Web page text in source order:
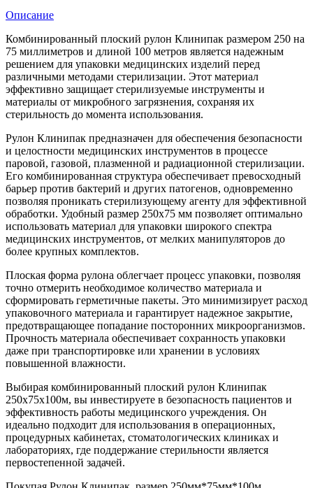
Описание
Комбинированный плоский рулон Клинипак размером 250 на
75 миллиметров и длиной 100 метров является надежным
решением для упаковки медицинских изделий перед
различными методами стерилизации. Этот материал
эффективно защищает стерилизуемые инструменты и
материалы от микробного загрязнения, сохраняя их
стерильность до момента использования.
Рулон Клинипак предназначен для обеспечения безопасности
и целостности медицинских инструментов в процессе
паровой, газовой, плазменной и радиационной стерилизации.
Его комбинированная структура обеспечивает превосходный
барьер против бактерий и других патогенов, одновременно
позволяя проникать стерилизующему агенту для эффективной
обработки. Удобный размер 250х75 мм позволяет оптимально
использовать материал для упаковки широкого спектра
медицинских инструментов, от мелких манипуляторов до
более крупных комплектов.
Плоская форма рулона облегчает процесс упаковки, позволяя
точно отмерить необходимое количество материала и
сформировать герметичные пакеты. Это минимизирует расход
упаковочного материала и гарантирует надежное закрытие,
предотвращающее попадание посторонних микроорганизмов.
Прочность материала обеспечивает сохранность упаковки
даже при транспортировке или хранении в условиях
повышенной влажности.
Выбирая комбинированный плоский рулон Клинипак
250х75х100м, вы инвестируете в безопасность пациентов и
эффективность работы медицинского учреждения. Он
идеально подходит для использования в операционных,
процедурных кабинетах, стоматологических клиниках и
лабораториях, где поддержание стерильности является
первостепенной задачей.